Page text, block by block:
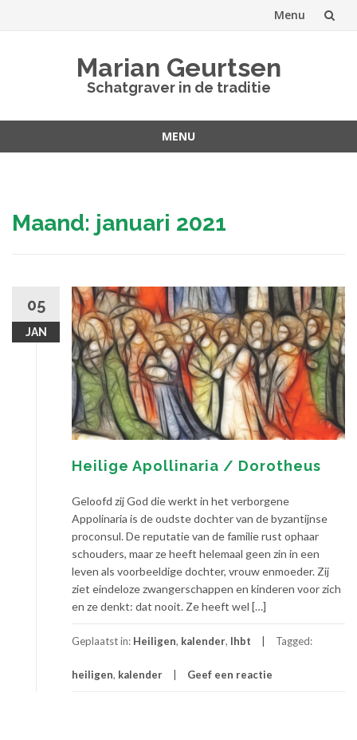
Menu
Marian Geurtsen
Schatgraver in de traditie
MENU
Maand: januari 2021
05
JAN
Heilige Apollinaria / Dorotheus
Geloofd zij God die werkt in het verborgene
Appolinaria is de oudste dochter van de byzantijnse
proconsul. De reputatie van de familie rust ophaar
schouders, maar ze heeft helemaal geen zin in een
leven als voorbeeldige dochter, vrouw enmoeder. Zij
ziet eindeloze zwangerschappen en kinderen voor zich
en ze denkt: dat nooit. Ze heeft wel […]
Geplaatst in: Heiligen, kalender, lhbt Tagged:
heiligen, kalender Geef een reactie